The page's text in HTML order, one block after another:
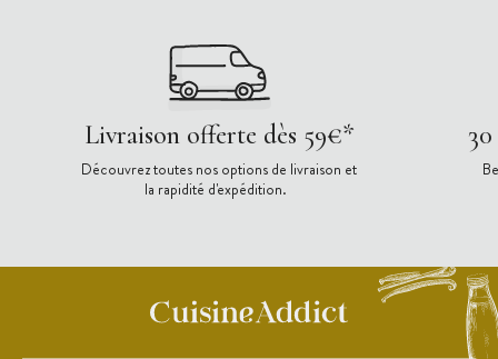
Livraison offerte dès 59€*
Découvrez toutes nos options de livraison et
la rapidité d'expédition.